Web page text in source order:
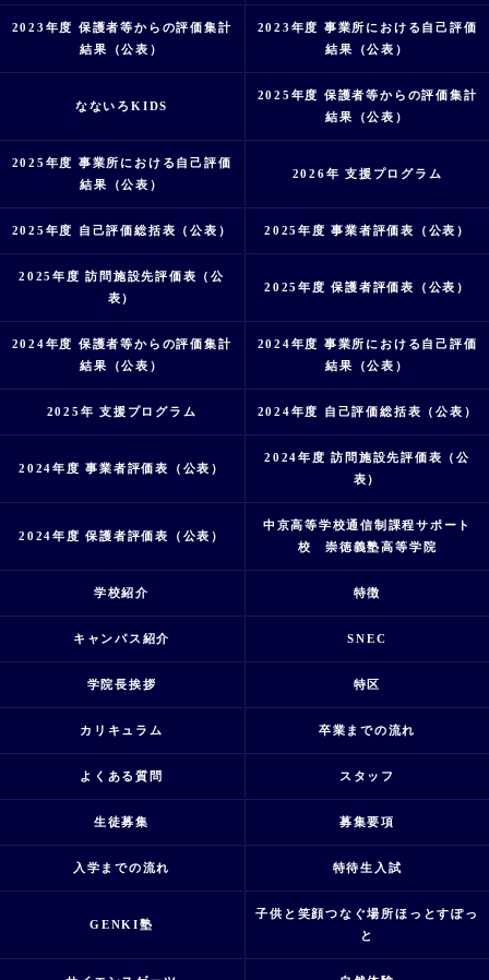
2023年度 保護者等からの評価集計
結果（公表）
2023年度 事業所における自己評価
結果（公表）
なないろKIDS
2025年度 保護者等からの評価集計
結果（公表）
2025年度 事業所における自己評価
結果（公表）
2026年 支援プログラム
2025年度 自己評価総括表（公表） 2025年度 事業者評価表（公表）
2025年度 訪問施設先評価表（公
表）
2025年度 保護者評価表（公表）
2024年度 保護者等からの評価集計
結果（公表）
2024年度 事業所における自己評価
結果（公表）
2025年 支援プログラム 2024年度 自己評価総括表（公表）
2024年度 事業者評価表（公表）
2024年度 訪問施設先評価表（公
表）
2024年度 保護者評価表（公表）
中京高等学校通信制課程サポート
校 崇徳義塾高等学院
学校紹介 特徴
キャンパス紹介 SNEC
学院長挨拶 特区
カリキュラム 卒業までの流れ
よくある質問 スタッフ
生徒募集 募集要項
入学までの流れ 特待生入試
GENKI塾
子供と笑顔つなぐ場所ほっとすぽっ
と